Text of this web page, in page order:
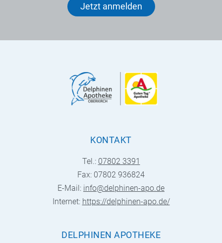
Jetzt anmelden
KONTAKT
Tel.: 07802 3391
Fax: 07802 936824
E-Mail: info@delphinen-apo.de
Internet: https://delphinen-apo.de/
DELPHINEN APOTHEKE